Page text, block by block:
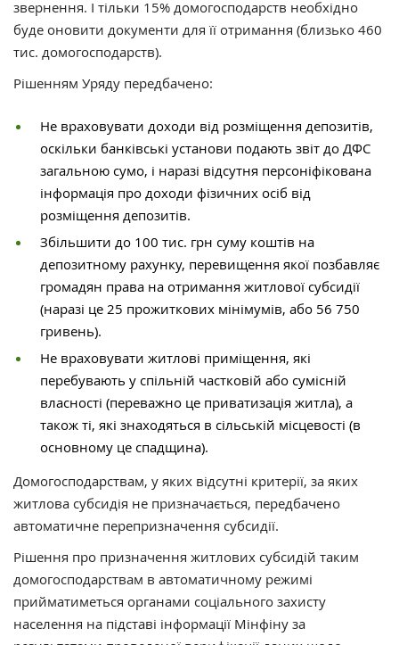
звернення. І тільки 15% домогосподарств необхідно
буде оновити документи для її отримання (близько 460
тис. домогосподарств).
Рішенням Уряду передбачено:
Не враховувати доходи від розміщення депозитів,
оскільки банківські установи подають звіт до ДФС
загальною сумо, і наразі відсутня персоніфікована
інформація про доходи фізичних осіб від
розміщення депозитів.
Збільшити до 100 тис. грн суму коштів на
депозитному рахунку, перевищення якої позбавляє
громадян права на отримання житлової субсидії
(наразі це 25 прожиткових мінімумів, або 56 750
гривень).
Не враховувати житлові приміщення, які
перебувають у спільній частковій або сумісній
власності (переважно це приватизація житла), а
також ті, які знаходяться в сільській місцевості (в
основному це спадщина).
Домогосподарствам, у яких відсутні критерії, за яких
житлова субсидія не призначається, передбачено
автоматичне перепризначення субсидії.
Рішення про призначення житлових субсидій таким
домогосподарствам в автоматичному режимі
прийматиметься органами соціального захисту
населення на підставі інформації Мінфіну за